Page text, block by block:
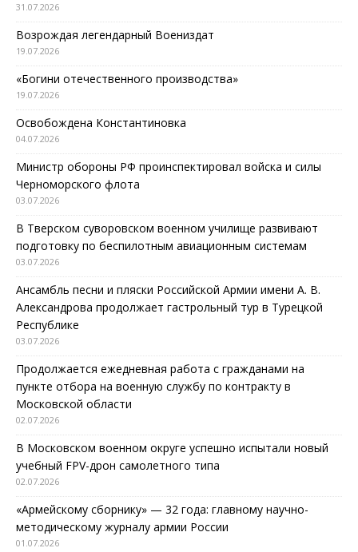
31.07.2026
Возрождая легендарный Воениздат
19.07.2026
«Богини отечественного производства»
19.07.2026
Освобождена Константиновка
04.07.2026
Министр обороны РФ проинспектировал войска и силы
Черноморского флота
03.07.2026
В Тверском суворовском военном училище развивают
подготовку по беспилотным авиационным системам
03.07.2026
Ансамбль песни и пляски Российской Армии имени А. В.
Александрова продолжает гастрольный тур в Турецкой
Республике
03.07.2026
Продолжается ежедневная работа с гражданами на
пункте отбора на военную службу по контракту в
Московской области
02.07.2026
В Московском военном округе успешно испытали новый
учебный FPV-дрон самолетного типа
02.07.2026
«Армейскому сборнику» — 32 года: главному научно-
методическому журналу армии России
01.07.2026